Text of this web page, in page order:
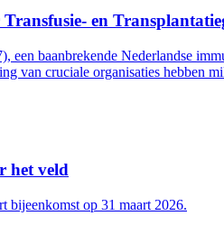
en
baanbrekende Nederlandse
van cruciale organisaties hebben
het veld
bijeenkomst op 31 maart 2026.